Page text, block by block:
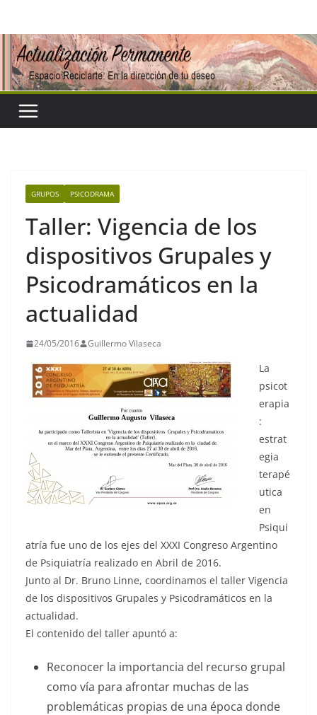
contenido
GRUPOS PSICODRAMA
Taller: Vigencia de los
dispositivos Grupales y
Psicodramáticos en la
actualidad
24/05/2016 Guillermo Vilaseca
La
psicot
erapia
:
estrat
egia
terapé
utica
en
Psiqui
atría fue uno de los ejes del XXXI Congreso Argentino
de Psiquiatría realizado en Abril de 2016.
Junto al Dr. Bruno Linne, coordinamos el taller Vigencia
de los dispositivos Grupales y Psicodramáticos en la
actualidad.
El contenido del taller apuntó a:
Reconocer la importancia del recurso grupal
como vía para afrontar muchas de las
problemáticas propias de una época donde